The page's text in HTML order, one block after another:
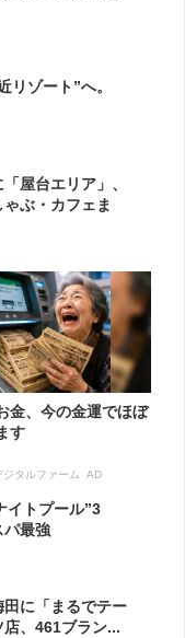
リゾート”へ。
屋台エリア」、
ぶ・カフェま
金、今の金運でほぼ
す
ジタルファーム AD
イトプール”3
最強
田に「まるでテー
、461ブラン...